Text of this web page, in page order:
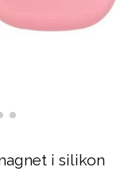
i silikon